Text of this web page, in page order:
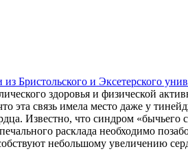
Бристольского и Эксетерского
здоровья и физической
эта связь имела место даже у
Известно, что синдром «бычьего
расклада необходимо
небольшому увеличению